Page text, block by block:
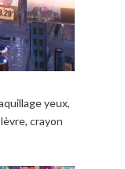
yeux,
crayon